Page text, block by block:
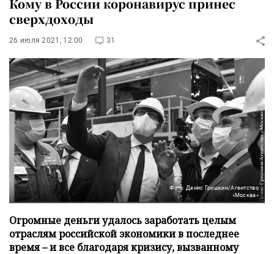
Кому в России коронавирус принес
сверхдоходы
26 июля 2021, 12:00 31
Фото: Денис Гришкин/Агентство
«Москва»
Огромные деньги удалось заработать целым
отраслям российской экономики в последнее
время – и все благодаря кризису, вызванному